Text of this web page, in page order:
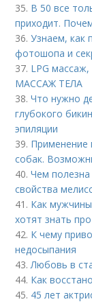
35. В 50 все
приходит.
36.Узнаем, как
фотошопа и
37. LPG
МАССАЖ ТЕЛА
38.Что нужно
глубокого
эпиляции
39. Применение
собак.
40.Чем
свойства
41. Как
хотят знать
42. К чему
недосыпания
43.Любовь в
44. Как
45. 45 лет